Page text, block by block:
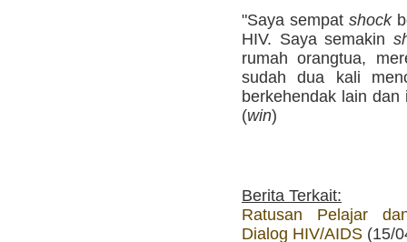
"Saya sempat shock
HIV. Saya semakin
rumah orangtua,
sudah dua kali
berkehendak lain
(win)
Berita Terkait:
Ratusan Pelajar
Dialog HIV/AIDS (15/